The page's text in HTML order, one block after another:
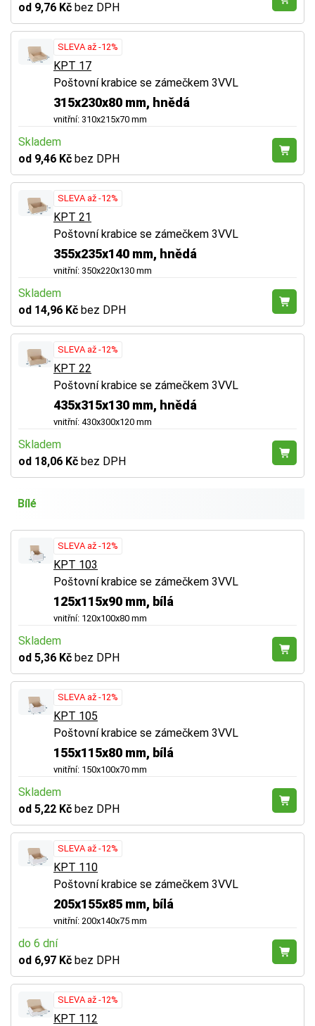
od 9,76 Kč bez DPH
SLEVA až -12%
KPT 17
Poštovní krabice se zámečkem 3VVL
315x230x80 mm, hnědá
vnitřní: 310x215x70 mm
Skladem
od 9,46 Kč bez DPH
SLEVA až -12%
KPT 21
Poštovní krabice se zámečkem 3VVL
355x235x140 mm, hnědá
vnitřní: 350x220x130 mm
Skladem
od 14,96 Kč bez DPH
SLEVA až -12%
KPT 22
Poštovní krabice se zámečkem 3VVL
435x315x130 mm, hnědá
vnitřní: 430x300x120 mm
Skladem
od 18,06 Kč bez DPH
Bílé
SLEVA až -12%
KPT 103
Poštovní krabice se zámečkem 3VVL
125x115x90 mm, bílá
vnitřní: 120x100x80 mm
Skladem
od 5,36 Kč bez DPH
SLEVA až -12%
KPT 105
Poštovní krabice se zámečkem 3VVL
155x115x80 mm, bílá
vnitřní: 150x100x70 mm
Skladem
od 5,22 Kč bez DPH
SLEVA až -12%
KPT 110
Poštovní krabice se zámečkem 3VVL
205x155x85 mm, bílá
vnitřní: 200x140x75 mm
do 6 dní
od 6,97 Kč bez DPH
SLEVA až -12%
KPT 112